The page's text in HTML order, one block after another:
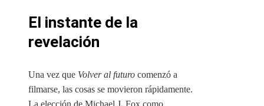
El instante de la
revelación
Una vez que Volver al futuro comenzó a
filmarse, las cosas se movieron rápidamente.